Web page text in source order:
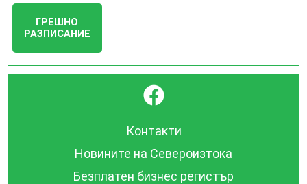
ГРЕШНО
РАЗПИСАНИЕ
}
Контакти
Новините на Североизтока
Безплатен бизнес регистър